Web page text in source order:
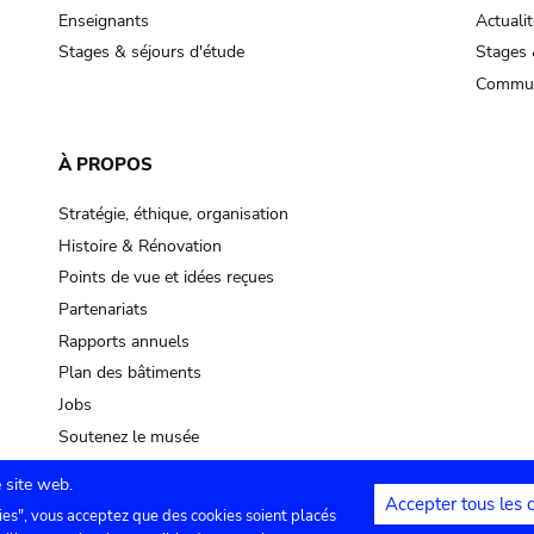
Enseignants
Stages & séjours d'étude
Stages
À PROPOS
Stratégie, éthique, organisation
Histoire & Rénovation
Points de vue et idées reçues
Partenariats
Rapports annuels
Plan des bâtiments
Jobs
Soutenez le musée
site web.
vous acceptez que des cookies soient placés
Accepter tous les